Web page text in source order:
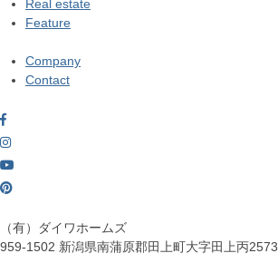
Real estate
Feature
Company
Contact
（有）ダイワホームズ
959-1502 新潟県南蒲原郡田上町大字田上丙2573